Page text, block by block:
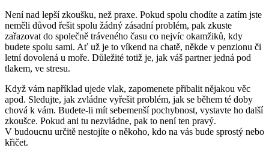
Není nad lepší zkoušku, než praxe. Pokud spolu chodíte a zatím jste
neměli důvod řešit spolu žádný zásadní problém, pak zkuste
zařazovat do společně tráveného času co nejvíc okamžiků, kdy
budete spolu sami. Ať už je to víkend na chatě, někde v penzionu či
letní dovolená u moře. Důležité totiž je, jak váš partner jedná pod
tlakem, ve stresu.
Když vám například ujede vlak, zapomenete přibalit nějakou věc
apod. Sledujte, jak zvládne vyřešit problém, jak se během té doby
chová k vám. Budete-li mít sebemenší pochybnost, vystavte ho další
zkoušce. Pokud ani tu nezvládne, pak to není ten pravý.
V budoucnu určitě nestojíte o někoho, kdo na vás bude sprostý nebo
křičet.